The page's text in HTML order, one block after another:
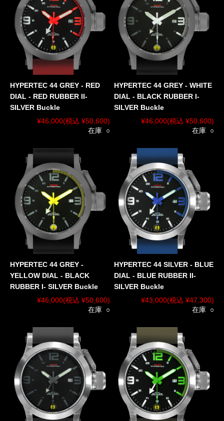
HYPERTEC 44 GREY - RED
DIAL - RED RUBBER II-
SILVER Buckle
¥46,000(税込 ¥50,600)
在庫 ○
HYPERTEC 44 GREY - WHITE
DIAL - BLACK RUBBER I-
SILVER Buckle
¥46,000(税込 ¥50,600)
在庫 ○
HYPERTEC 44 GREY -
YELLOW DIAL - BLACK
RUBBER I- SILVER Buckle
¥46,000(税込 ¥50,600)
在庫 ○
HYPERTEC 44 SILVER - BLUE
DIAL - BLUE RUBBER II-
SILVER Buckle
¥43,000(税込 ¥47,300)
在庫 ○